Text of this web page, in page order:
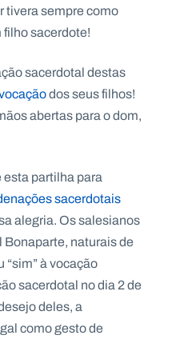
tivera sempre como
sacerdote!
sacerdotal destas
dos seus filhos!
abertas para o dom,
partilha para
sacerdotais
alegria. Os salesianos
naturais de
“sim” à vocação
sacerdotal no dia 2 de
deles, a
como gesto de